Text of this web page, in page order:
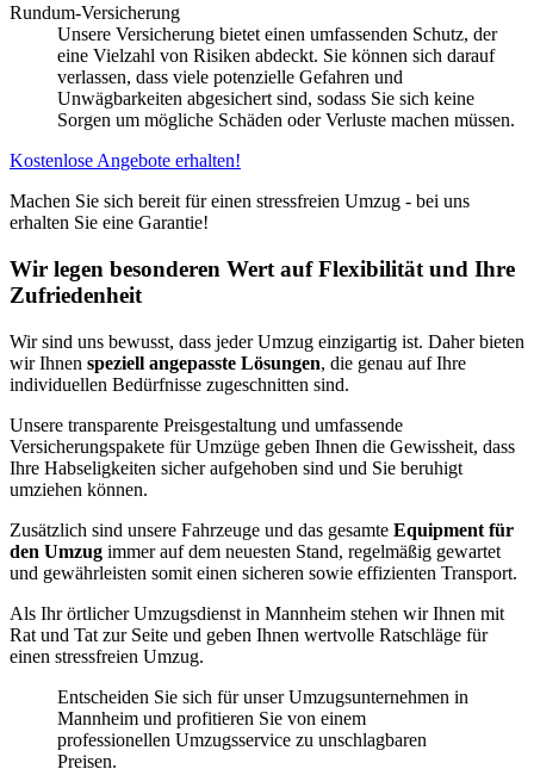
Rundum-Versicherung
Unsere Versicherung bietet einen umfassenden Schutz, der
eine Vielzahl von Risiken abdeckt. Sie können sich darauf
verlassen, dass viele potenzielle Gefahren und
Unwägbarkeiten abgesichert sind, sodass Sie sich keine
Sorgen um mögliche Schäden oder Verluste machen müssen.
Kostenlose Angebote erhalten!
Machen Sie sich bereit für einen stressfreien Umzug - bei uns
erhalten Sie eine Garantie!
Wir legen besonderen Wert auf Flexibilität und Ihre
Zufriedenheit
Wir sind uns bewusst, dass jeder Umzug einzigartig ist. Daher bieten
wir Ihnen speziell angepasste Lösungen, die genau auf Ihre
individuellen Bedürfnisse zugeschnitten sind.
Unsere transparente Preisgestaltung und umfassende
Versicherungspakete für Umzüge geben Ihnen die Gewissheit, dass
Ihre Habseligkeiten sicher aufgehoben sind und Sie beruhigt
umziehen können.
Zusätzlich sind unsere Fahrzeuge und das gesamte Equipment für
den Umzug immer auf dem neuesten Stand, regelmäßig gewartet
und gewährleisten somit einen sicheren sowie effizienten Transport.
Als Ihr örtlicher Umzugsdienst in Mannheim stehen wir Ihnen mit
Rat und Tat zur Seite und geben Ihnen wertvolle Ratschläge für
einen stressfreien Umzug.
Entscheiden Sie sich für unser Umzugsunternehmen in
Mannheim und profitieren Sie von einem
professionellen Umzugsservice zu unschlagbaren
Preisen.